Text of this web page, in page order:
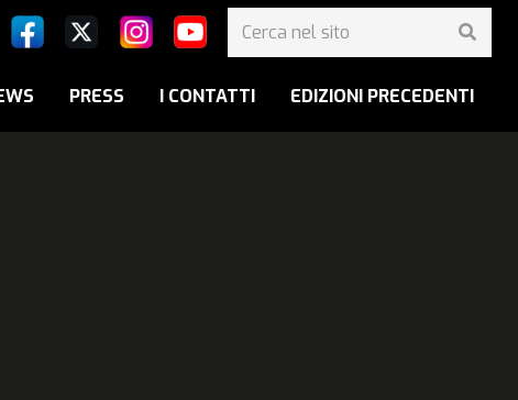
PRESS I CONTATTI EDIZIONI PRECEDENTI